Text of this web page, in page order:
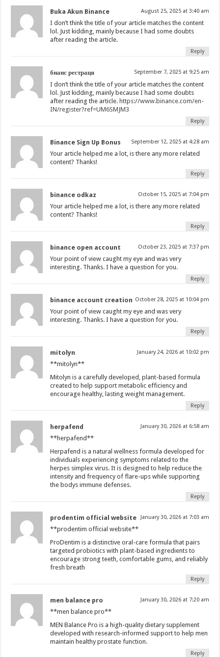
Buka Akun Binance August 25, 2025 at 3:40 am
I don’t think the title of your article matches the content
lol. Just kidding, mainly because I had some doubts
after reading the article.
Reply
бнанс рестраця September 7, 2025 at 9:25 am
I don’t think the title of your article matches the content
lol. Just kidding, mainly because I had some doubts
after reading the article. https://www.binance.com/en-
IN/register?ref=UM6SMJM3
Reply
Binance Sign Up Bonus September 12, 2025 at 4:28 am
Your article helped me a lot, is there any more related
content? Thanks!
Reply
binance odkaz October 15, 2025 at 7:04 pm
Your article helped me a lot, is there any more related
content? Thanks!
Reply
binance open account October 23, 2025 at 7:37 pm
Your point of view caught my eye and was very
interesting. Thanks. I have a question for you.
Reply
binance account creation October 28, 2025 at 10:04 pm
Your point of view caught my eye and was very
interesting. Thanks. I have a question for you.
Reply
mitolyn January 24, 2026 at 10:02 pm
**mitolyn**
Mitolyn is a carefully developed, plant-based formula
created to help support metabolic efficiency and
encourage healthy, lasting weight management.
Reply
herpafend January 30, 2026 at 6:58 am
**herpafend**
Herpafend is a natural wellness formula developed for
individuals experiencing symptoms related to the
herpes simplex virus. It is designed to help reduce the
intensity and frequency of flare-ups while supporting
the bodys immune defenses.
Reply
prodentim official website January 30, 2026 at 7:03 am
**prodentim official website**
ProDentim is a distinctive oral-care formula that pairs
targeted probiotics with plant-based ingredients to
encourage strong teeth, comfortable gums, and reliably
fresh breath
Reply
men balance pro January 30, 2026 at 7:20 am
**men balance pro**
MEN Balance Pro is a high-quality dietary supplement
developed with research-informed support to help men
maintain healthy prostate function.
Reply